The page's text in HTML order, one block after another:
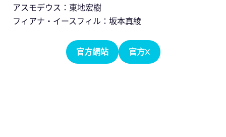
アスモデウス：東地宏樹
フィアナ・イースフィル：坂本真綾
官方網站 官方X